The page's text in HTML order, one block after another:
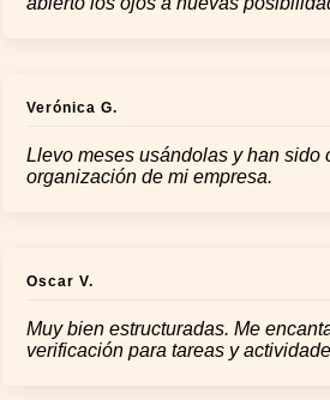
Verónica G.
Llevo meses usándolas y han sido
organización de mi empresa.
Oscar V.
Muy bien estructuradas. Me
verificación para tareas y